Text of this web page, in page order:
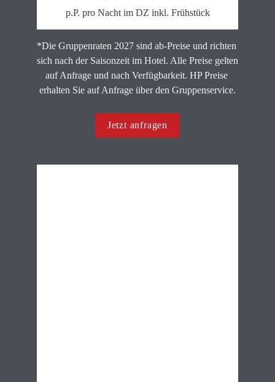
p.P. pro Nacht im DZ inkl. Frühstück
*Die Gruppenraten 2027 sind ab-Preise und richten
sich nach der Saisonzeit im Hotel. Alle Preise gelten
auf Anfrage und nach Verfügbarkeit. HP Preise
erhalten Sie auf Anfrage über den Gruppenservice.
Jetzt anfragen